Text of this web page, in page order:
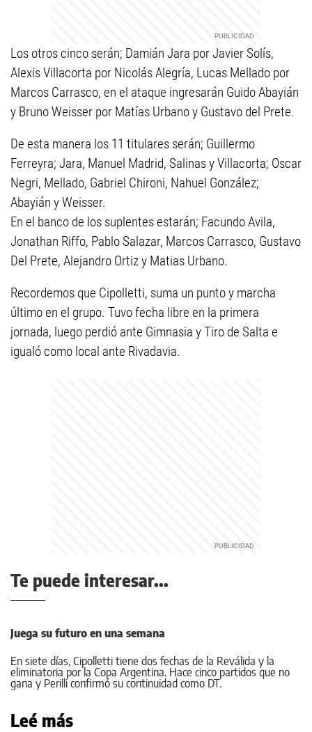
Los otros cinco serán; Damián Jara por Javier Solís,
Alexis Villacorta por Nicolás Alegría, Lucas Mellado por
Marcos Carrasco, en el ataque ingresarán Guido Abayián
y Bruno Weisser por Matías Urbano y Gustavo del Prete.
De esta manera los 11 titulares serán; Guillermo
Ferreyra; Jara, Manuel Madrid, Salinas y Villacorta; Oscar
Negri, Mellado, Gabriel Chironi, Nahuel González;
Abayián y Weisser.
En el banco de los suplentes estarán; Facundo Avila,
Jonathan Riffo, Pablo Salazar, Marcos Carrasco, Gustavo
Del Prete, Alejandro Ortiz y Matias Urbano.
Recordemos que Cipolletti, suma un punto y marcha
último en el grupo. Tuvo fecha libre en la primera
jornada, luego perdió ante Gimnasia y Tiro de Salta e
igualó como local ante Rivadavia.
Te puede interesar...
Juega su futuro en una semana
En siete días, Cipolletti tiene dos fechas de la Reválida y la
eliminatoria por la Copa Argentina. Hace cinco partidos que no
gana y Perilli confirmó su continuidad como DT.
Leé más